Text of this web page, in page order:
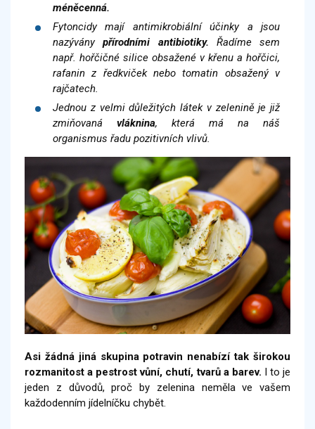
méněcenná.
Fytoncidy mají antimikrobiální účinky a jsou
nazýványpřírodními antibiotiky. Řadíme sem
např. hořčičné silice obsažené v křenu a hořčici,
rafanin z ředkviček nebo tomatin obsažený v
rajčatech.
Jednou z velmi důležitých látek v zelenině je již
zmiňovaná vláknina, která má na náš
organismus řadu pozitivních vlivů.
Asi žádná jiná skupina potravin nenabízí tak širokou
rozmanitost a pestrost vůní, chutí, tvarů a barev. I to je
jeden z důvodů, proč by zelenina neměla ve vašem
každodenním jídelníčku chybět.